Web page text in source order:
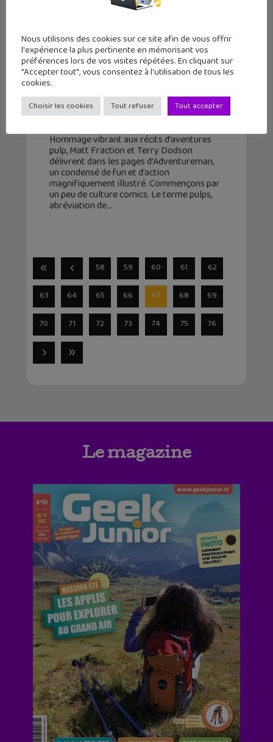
Adventureman (T1) : une BD pulp qui
a du punch !
Hommage vibrant aux récits d’aventures
pulp, Matt Fraction et Terry Dodson
délivrent dans les pages d’Adventureman,
un condensé de fun et d’action
magnifiquement illustré. Commençons par
un peu de culture comics. Le terme pulps,
abréviation de
58 59 60 61 62
63 64 65 66 67 68 69
70 71 72 73 74 75 76
Le magazine
Nous utilisons des cookies sur ce site afin de vous offrir
l'expérience la plus pertinente en mémorisant vos
préférences lors de vos visites répétées. En cliquant sur
"Accepter tout", vous consentez à l'utilisation de tous les
cookies.
Choisir les cookies Tout refuser Tout accepter